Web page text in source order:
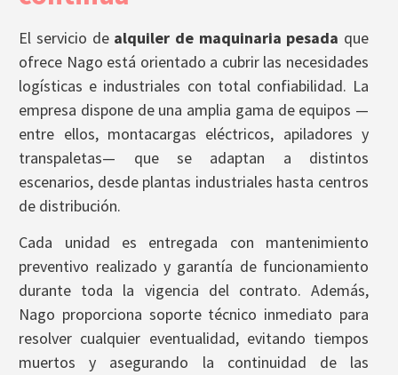
El servicio de alquiler de maquinaria pesada que
ofrece Nago está orientado a cubrir las necesidades
logísticas e industriales con total confiabilidad. La
empresa dispone de una amplia gama de equipos —
entre ellos, montacargas eléctricos, apiladores y
transpaletas— que se adaptan a distintos
escenarios, desde plantas industriales hasta centros
de distribución.
Cada unidad es entregada con mantenimiento
preventivo realizado y garantía de funcionamiento
durante toda la vigencia del contrato. Además,
Nago proporciona soporte técnico inmediato para
resolver cualquier eventualidad, evitando tiempos
muertos y asegurando la continuidad de las